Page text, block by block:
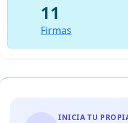
11
Firmas
INICIA TU